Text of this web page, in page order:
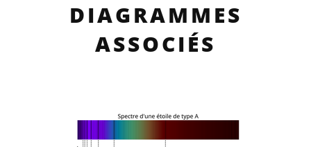
DIAGRAMMES
ASSOCIÉS